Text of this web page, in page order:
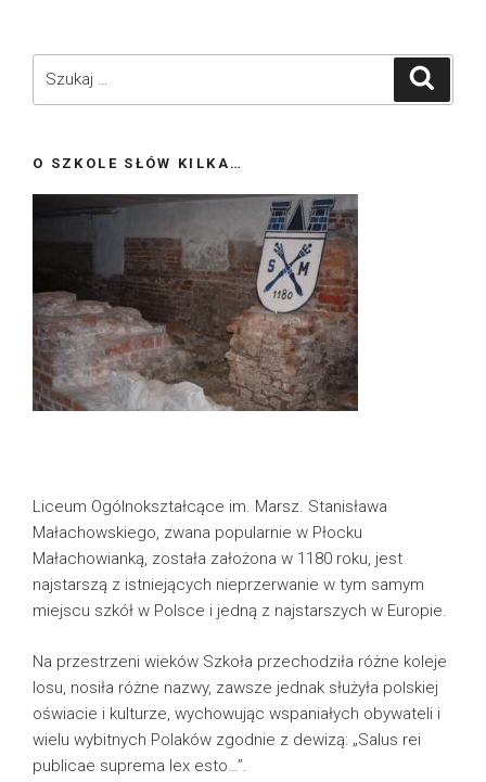
O SZKOLE SŁÓW KILKA…
Liceum Ogólnokształcące im. Marsz. Stanisława
Małachowskiego, zwana popularnie w Płocku
Małachowianką, została założona w 1180 roku, jest
najstarszą z istniejących nieprzerwanie w tym samym
miejscu szkół w Polsce i jedną z najstarszych w Europie.
Na przestrzeni wieków Szkoła przechodziła różne koleje
losu, nosiła różne nazwy, zawsze jednak służyła polskiej
oświacie i kulturze, wychowując wspaniałych obywateli i
wielu wybitnych Polaków zgodnie z dewizą: „Salus rei
publicae suprema lex esto…”.